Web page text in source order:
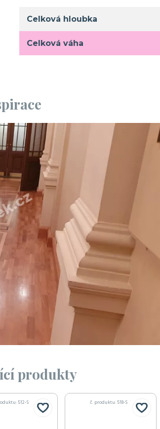
Celková hloubka
Celková váha
produkty
512-S č. produktu: 518-S